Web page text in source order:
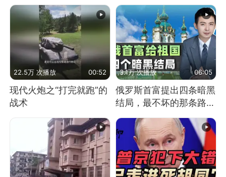
怎样的逆袭？
22.5万 次播放 00:52
现代火炮之“打完就跑”的
战术
3.1万 次播放 06:05
俄罗斯首富提出四条暗黑
结局，最不坏的那条路是